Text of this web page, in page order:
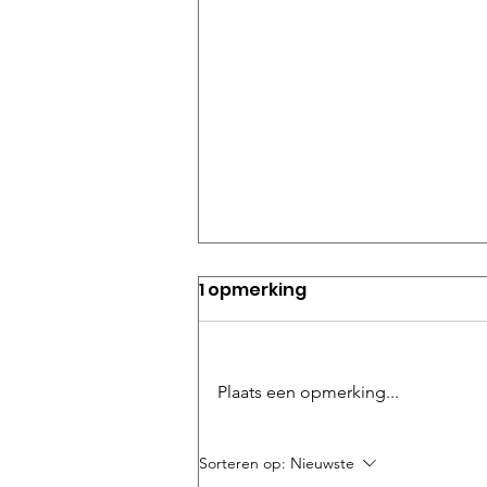
Van schets tot realisatie:
1 opmerking
Plaats een opmerking...
Sorteren op: Nieuwste